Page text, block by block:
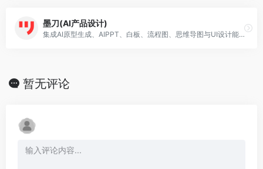
墨刀(AI产品设计)
集成AI原型生成、AIPPT、白板、流程图、思维导图与UI设计能力，支持Axure/Sketch/Figma文件导入
暂无评论